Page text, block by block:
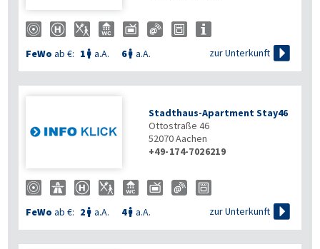
FeWo ab €: 1  a.A. 6 a.A. zur Unterkunft 
Stadthaus-Apartment Stay46
Ottostraße 46
52070Aachen
+49-174-7026219
FeWo ab €: 2  a.A. 4 a.A. zur Unterkunft 